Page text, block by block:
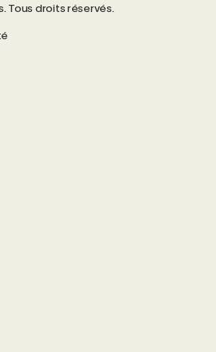
Tous droits réservés.